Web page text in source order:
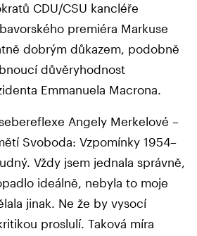
CDU/CSU kancléře
premiéra Markuse
dobrým důkazem, podobně
důvěryhodnost
Emmanuela Macrona.
Angely Merkelové –
Svoboda: Vzpomínky 1954–
Vždy jsem jednala správně,
ideálně, nebyla to moje
jinak. Ne že by vysocí
proslulí. Taková míra